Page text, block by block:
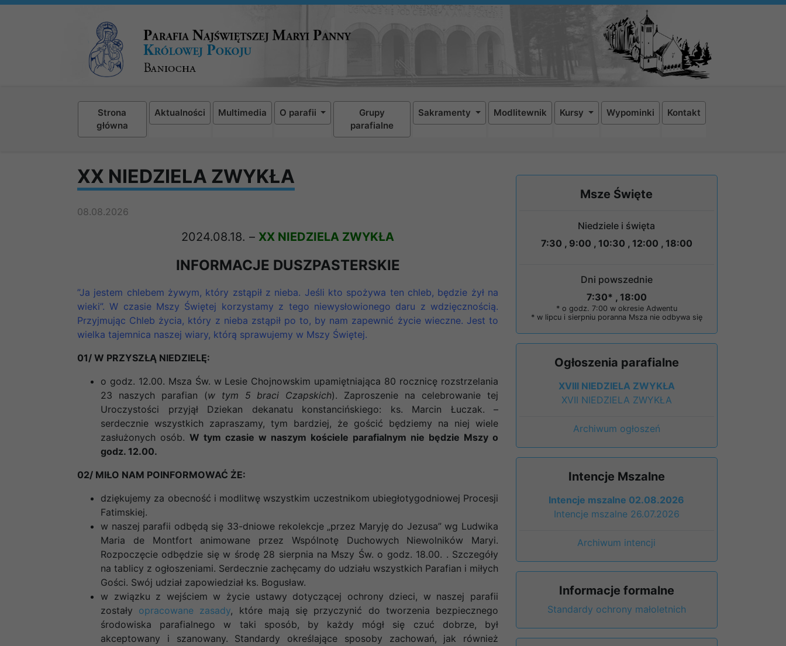
Strona
główna
Aktualności Multimedia O parafii
Grupy
parafialne
Sakramenty Modlitewnik Kursy Wypominki Kontakt
XX NIEDZIELA ZWYKŁA
08.08.2026
2024.08.18. – XX NIEDZIELA ZWYKŁA
INFORMACJE DUSZPASTERSKIE
”Ja jestem chlebem żywym, który zstąpił z nieba. Jeśli kto spożywa ten chleb, będzie żył na
wieki”. W czasie Mszy Świętej korzystamy z tego niewysłowionego daru z wdzięcznością.
Przyjmując Chleb życia, który z nieba zstąpił po to, by nam zapewnić życie wieczne. Jest to
wielka tajemnica naszej wiary, którą sprawujemy w Mszy Świętej.
01/ W PRZYSZŁĄ NIEDZIELĘ:
o godz. 12.00. Msza Św. w Lesie Chojnowskim upamiętniająca 80 rocznicę rozstrzelania
23 naszych parafian (w tym 5 braci Czapskich). Zaproszenie na celebrowanie tej
Uroczystości przyjął Dziekan dekanatu konstancińskiego: ks. Marcin Łuczak. –
serdecznie wszystkich zapraszamy, tym bardziej, że gościć będziemy na niej wiele
zasłużonych osób. W tym czasie w naszym kościele parafialnym nie będzie Mszy o
godz. 12.00.
02/ MIŁO NAM POINFORMOWAĆ ŻE:
dziękujemy za obecność i modlitwę wszystkim uczestnikom ubiegłotygodniowej Procesji
Fatimskiej.
w naszej parafii odbędą się 33-dniowe rekolekcje „przez Maryję do Jezusa” wg Ludwika
Maria de Montfort animowane przez Wspólnotę Duchowych Niewolników Maryi.
Rozpoczęcie odbędzie się w środę 28 sierpnia na Mszy Św. o godz. 18.00. . Szczegóły
na tablicy z ogłoszeniami. Serdecznie zachęcamy do udziału wszystkich Parafian i miłych
Gości. Swój udział zapowiedział ks. Bogusław.
w związku z wejściem w życie ustawy dotyczącej ochrony dzieci, w naszej parafii
zostały opracowane zasady, które mają się przyczynić do tworzenia bezpiecznego
środowiska parafialnego w taki sposób, by każdy mógł się czuć dobrze, był
akceptowany i szanowany. Standardy określające sposoby zachowań, jak również
Msze Święte
Niedziele i święta
7:30 , 9:00 , 10:30 , 12:00 , 18:00
Dni powszednie
7:30* , 18:00
* o godz. 7:00 w okresie Adwentu
* w lipcu i sierpniu poranna Msza nie odbywa się
Ogłoszenia parafialne
XVIII NIEDZIELA ZWYKŁA
XVII NIEDZIELA ZWYKŁA
Archiwum ogłoszeń
Intencje Mszalne
Intencje mszalne 02.08.2026
Intencje mszalne 26.07.2026
Archiwum intencji
Informacje formalne
Standardy ochrony małoletnich